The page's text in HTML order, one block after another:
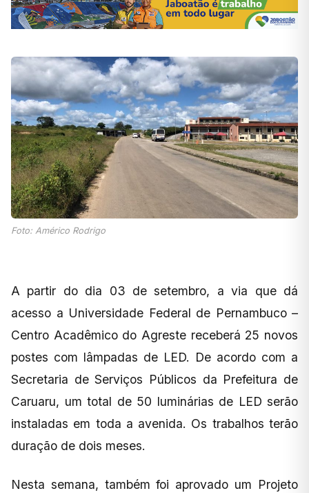
Foto: Américo Rodrigo
A partir do dia 03 de setembro, a via que dá
acesso a Universidade Federal de Pernambuco –
Centro Acadêmico do Agreste receberá 25 novos
postes com lâmpadas de LED. De acordo com a
Secretaria de Serviços Públicos da Prefeitura de
Caruaru, um total de 50 luminárias de LED serão
instaladas em toda a avenida. Os trabalhos terão
duração de dois meses.
Nesta semana, também foi aprovado um Projeto